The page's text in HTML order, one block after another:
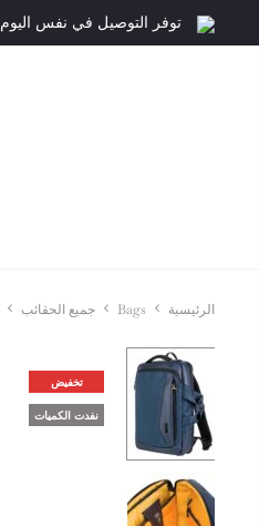
توفر التوصيل في نفس اليوم
الرئيسية Bags جميع الحقائب
تخفيض
نفدت الكميات